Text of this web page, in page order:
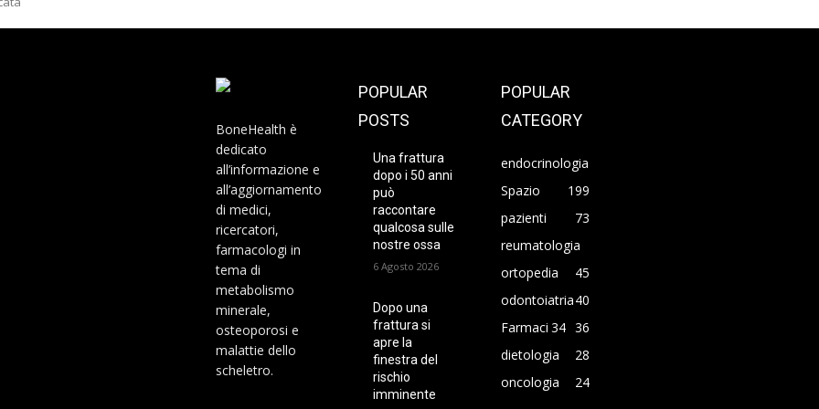
BoneHealth è
dedicato
all’informazione e
all’aggiornamento
di medici,
ricercatori,
farmacologi in
tema di
metabolismo
minerale,
osteoporosi e
malattie dello
scheletro.
POPULAR
POSTS
Una frattura
dopo i 50 anni
può
raccontare
qualcosa sulle
nostre ossa
6 Agosto 2026
Dopo una
frattura si
apre la
finestra del
rischio
imminente
POPULAR
CATEGORY
endocrinologia
199
Spazio
pazienti
73
reumatologia
45
ortopedia
40
odontoiatria
36
Farmaci 34
dietologia
28
oncologia
24